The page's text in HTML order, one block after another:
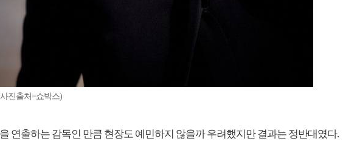
진출처=쇼박스)
연출하는 감독인 만큼 현장도 예민하지 않을까 우려했지만 결과는 정반대였다.